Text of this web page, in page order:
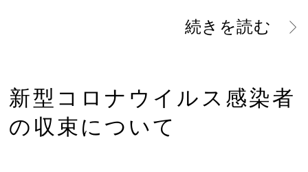
続きを読む
新型コロナウイルス感染者
の収束について